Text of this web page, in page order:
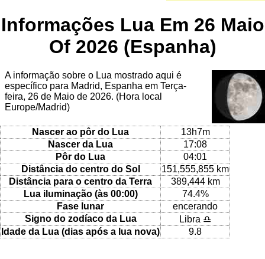
Informações Lua Em 26 Maio
Of 2026 (Espanha)
A informação sobre o Lua mostrado aqui é
específico para Madrid, Espanha em Terça-
feira, 26 de Maio de 2026. (Hora local
Europe/Madrid)
Nascer ao pôr do Lua
13h7m
Nascer da Lua
17:08
Pôr do Lua
04:01
Distância do centro do Sol
151,555,855 km
Distância para o centro da Terra
389,444 km
Lua iluminação (às 00:00)
74.4%
Fase lunar
encerando
Signo do zodíaco da Lua
Libra ♎
Idade da Lua (dias após a lua nova)
9.8